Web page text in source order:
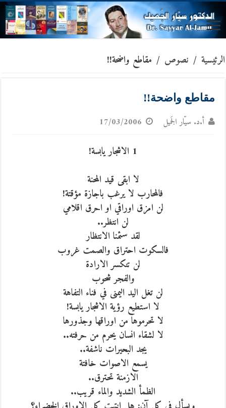
الرئيسية / نصوص / مقاطع واضحة!!
مقاطع واضحة!!
أ.د. سيّار الجَميل 17/03/2006
1 الاشجار يابسة!
لا ابقى قيد المحنة
فالمحارب لا يرغب باجازة مؤقتة!
لن امزق اوراقي او احرق اقلامي
لن انتظر..
لقد سئمنا الانتظار
فالسكوت احتراق والصمت غروب
لن تنكسر الارادة
والفجر شحوب
لن تغل اليد اليمنى في فناء التفاهة
لا استطيع رؤية الاشجار يابسة!
لا تحرموها من اوراقها وجذورها
لا لشقاء انسان يحرم من حرفته..
يجد البحيرات ناشفة..
يسمع الاصوات خافتة
الازمنة تحترق..
الظمأ الشديد والماء قريب..